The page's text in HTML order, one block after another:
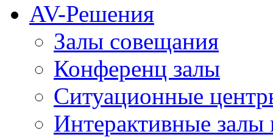
AV-Решения
Залы совещания
Конференц залы
Ситуационные
Интерактивные залы